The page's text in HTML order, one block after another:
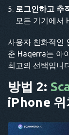
로그인하고 추
모든 기기에서
사용자 친화적인
춘 Haqerra는 아
최고의 선택입니
방법 2:
iPhone 위